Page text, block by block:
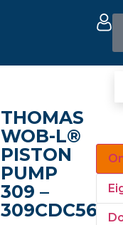
THOMAS
WOB-L®
PISTON
PUMP
309 –
309CDC56/12